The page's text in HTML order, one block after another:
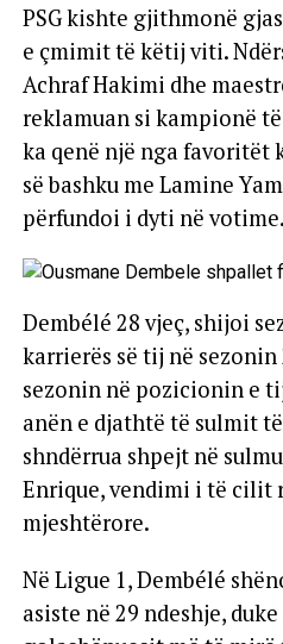
PSG kishte gjithmonë
e çmimit të këtij viti.
Achraf Hakimi dhe
reklamuan si kampionë
ka qenë një nga favoritët
së bashku me Lamine
përfundoi i dyti në votime.
Dembélé 28 vjeç, shijoi
karrierës së tij në
sezonin në pozicionin e
anën e djathtë të sulmit të
shndërrua shpejt në
Enrique, vendimi i të cilit
mjeshtërore.
Në Ligue 1, Dembélé
asiste në 29 ndeshje,